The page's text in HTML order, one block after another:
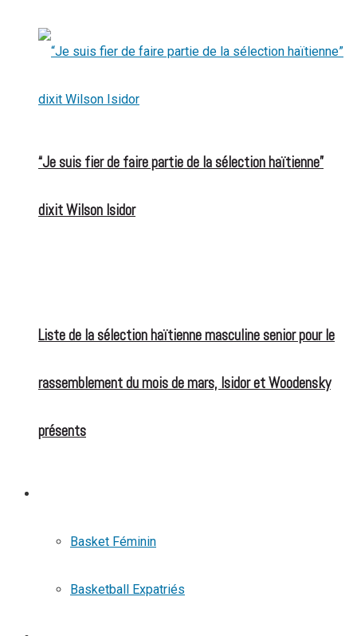
“Je suis fier de faire partie de la sélection haïtienne”
dixit Wilson Isidor
Liste de la sélection haïtienne masculine senior pour le
rassemblement du mois de mars, Isidor et Woodensky
présents
Basket Féminin
Basketball Expatriés